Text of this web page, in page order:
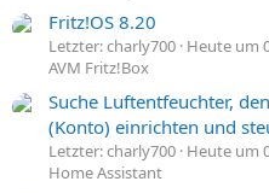
Fritz!OS 8.20
Letzter: charly700 Heute um
AVM Fritz!Box
Suche Luftentfeuchter,
(Konto) einrichten und
Letzter: charly700 Heute um
Home Assistant